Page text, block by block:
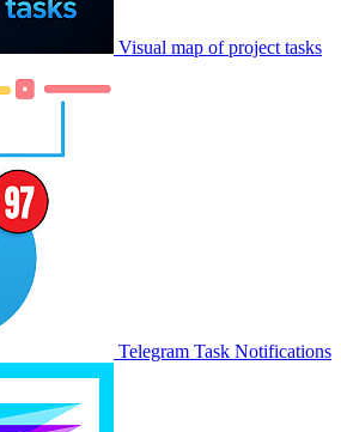
Visual map of project tasks
Telegram Task Notifications